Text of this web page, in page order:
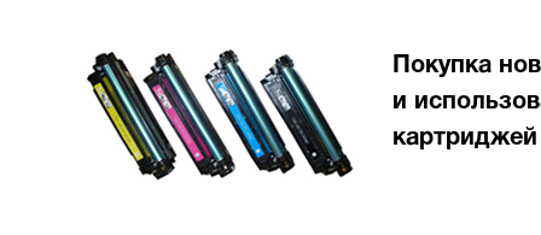
Покупка
и
картриджей